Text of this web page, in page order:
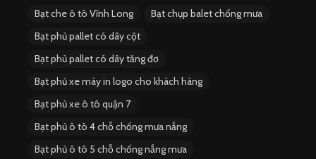
Bạt che ô tô Vĩnh Long
Bạt chụp balet chống mưa
Bạt phủ pallet có dây cột
Bạt phủ pallet có dây tăng đơ
Bạt phủ xe máy in logo cho khách hàng
Bạt phủ xe ô tô quận 7
Bạt phủ ô tô 4 chỗ chống mưa nắng
Bạt phủ ô tô 5 chỗ chống nắng mưa